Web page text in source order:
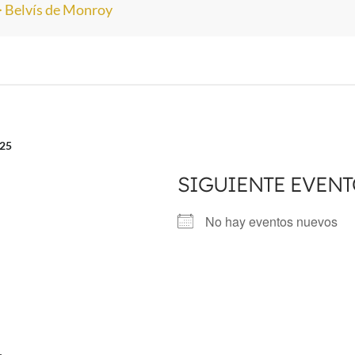
Belvís de Monroy
SIGUIENTE
No hay eventos nuevos